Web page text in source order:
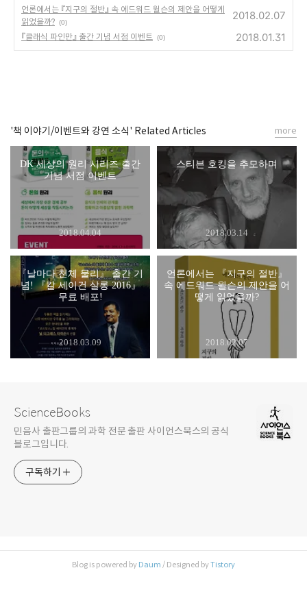
언론에서는 『지구의 절반』 속 에드워드 윌슨의 제안을 어떻게
읽었을까? (0)
2018.02.07
『클래식 파인만』 출간 기념 서점 이벤트 (0) 2018.01.31
'책 이야기/이벤트와 강연 소식' Related Articles
DK 세상의 원리 시리즈 출간
기념 서점 이벤트
2018.04.04
스티븐 호킹을 추모하며
2018.03.14
『날마다 천체 물리』 출간 기
념! 『칼 세이건 살롱 2016』
무료 배포!
2018.03.09
언론에서는 『지구의 절반』
속 에드워드 윌슨의 제안을 어
떻게 읽었을까?
2018.02.07
more
ScienceBooks
민음사 출판그룹의 과학 전문 출판 사이언스북스의 공식
블로그입니다.
구독하기
Blog is powered by Daum / Designed byTistory